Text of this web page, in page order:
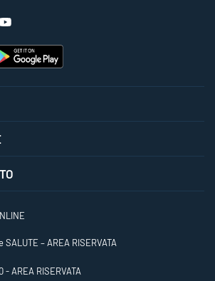
SALUTE – AREA RISERVATA
- AREA RISERVATA